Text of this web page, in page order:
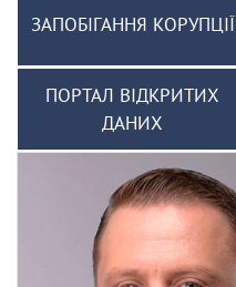
ЗАПОБІГАННЯ КОРУПЦІЇ
ПОРТАЛ ВІДКРИТИХ
ДАНИХ